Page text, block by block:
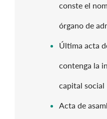
conste el
órgano de
Última acta
contenga la
capital social
Acta de